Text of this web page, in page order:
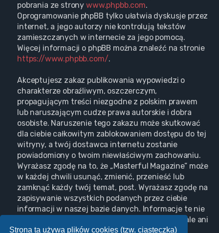
Strona ta używa plików cookies (tzw. ciasteczka)
pobrania ze strony www.phpbb.com.
Oprogramowanie phpBB tylko ułatwia dyskusje przez
internet, a jego autorzy nie kontrolują tekstów
zamieszczanych w internecie za jego pomocą.
Więcej informacji o phpBB można znaleźć na stronie
https://www.phpbb.com/.
Akceptujesz zakaz publikowania wypowiedzi o
charakterze obraźliwym, oszczerczym,
propagującym treści niezgodne z polskim prawem
lub naruszającym cudze prawa autorskie i dobra
osobiste. Naruszenie tego zakazu może skutkować
dla ciebie całkowitym zablokowaniem dostępu do tej
witryny, a twój dostawca internetu zostanie
powiadomiony o twoim niewłaściwym zachowaniu.
Wyrażasz zgodę na to, że „Masterful Magazine” może
w każdej chwili usunąć, zmienić, przenieść lub
zamknąć każdy twój temat, post. Wyrażasz zgodę na
zapisywanie wszystkich podanych przez ciebie
informacji w naszej bazie danych. Informacje te nie
będą przekazywane nikomu bez twojej zgody, ale ani
„Masterful Magazine”, ani phpBB nie ponosi